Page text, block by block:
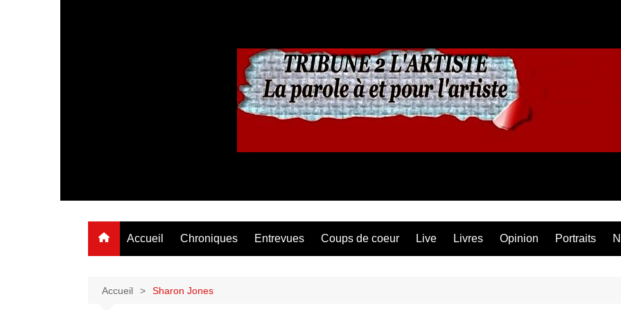
Accueil Chroniques Entrevues Coups de coeur Live Livres Opinion Portraits
Accueil Sharon Jones